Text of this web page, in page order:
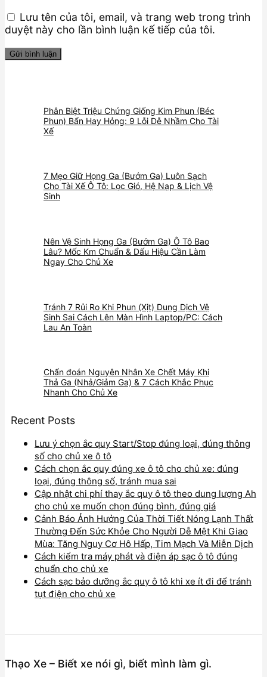
Lưu tên của tôi, email, và trang web trong trình
duyệt này cho lần bình luận kế tiếp của tôi.
Phân Biệt Triệu Chứng Giống Kim Phun (Béc
Phun) Bẩn Hay Hỏng: 9 Lỗi Dễ Nhầm Cho Tài
Xế
7 Mẹo Giữ Họng Ga (Bướm Ga) Luôn Sạch
Cho Tài Xế Ô Tô: Lọc Gió, Hệ Nạp & Lịch Vệ
Sinh
Nên Vệ Sinh Họng Ga (Bướm Ga) Ô Tô Bao
Lâu? Mốc Km Chuẩn & Dấu Hiệu Cần Làm
Ngay Cho Chủ Xe
Tránh 7 Rủi Ro Khi Phun (Xịt) Dung Dịch Vệ
Sinh Sai Cách Lên Màn Hình Laptop/PC: Cách
Lau An Toàn
Chẩn đoán Nguyên Nhân Xe Chết Máy Khi
Thả Ga (Nhả/Giảm Ga) & 7 Cách Khắc Phục
Nhanh Cho Chủ Xe
Recent Posts
Lưu ý chọn ắc quy Start/Stop đúng loại, đúng thông
số cho chủ xe ô tô
Cách chọn ắc quy đúng xe ô tô cho chủ xe: đúng
loại, đúng thông số, tránh mua sai
Cập nhật chi phí thay ắc quy ô tô theo dung lượng Ah
cho chủ xe muốn chọn đúng bình, đúng giá
Cảnh Báo Ảnh Hưởng Của Thời Tiết Nóng Lạnh Thất
Thường Đến Sức Khỏe Cho Người Dễ Mệt Khi Giao
Mùa: Tăng Nguy Cơ Hô Hấp, Tim Mạch Và Miễn Dịch
Cách kiểm tra máy phát và điện áp sạc ô tô đúng
chuẩn cho chủ xe
Cách sạc bảo dưỡng ắc quy ô tô khi xe ít đi để tránh
tụt điện cho chủ xe
Thạo Xe – Biết xe nói gì, biết mình làm gì.